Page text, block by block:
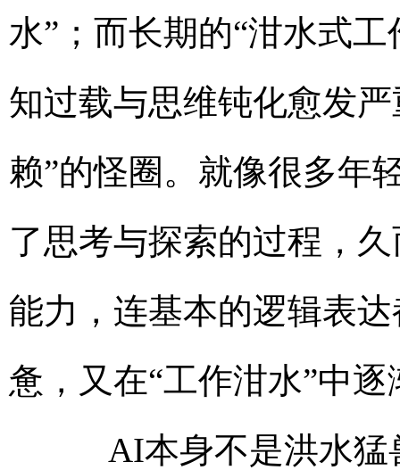
水”；而长期的“泔水式
知过载与思维钝化愈发
赖”的怪圈。就像很多年
了思考与探索的过程，
能力，连基本的逻辑表
惫，又在“工作泔水”中
AI本身不是洪水猛